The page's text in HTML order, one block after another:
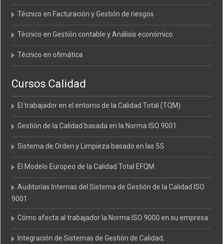
Técnico en Facturación y Gestión de riesgos
Técnico en Gestión contable y Análisis económico
Técnico en ofimática
Cursos Calidad
El trabajador en el entorno de la Calidad Total (TQM)
Gestión de la Calidad basada en la Norma ISO 9001
Sistema de Orden y Limpieza basado en las 5S
El Modelo Europeo de la Calidad Total EFQM
Auditorías Internas del Sistema de Gestión de la Calidad ISO
9001
Cómo afecta al trabajador la Norma ISO 9000 en su empresa
Integración de Sistemas de Gestión de Calidad,